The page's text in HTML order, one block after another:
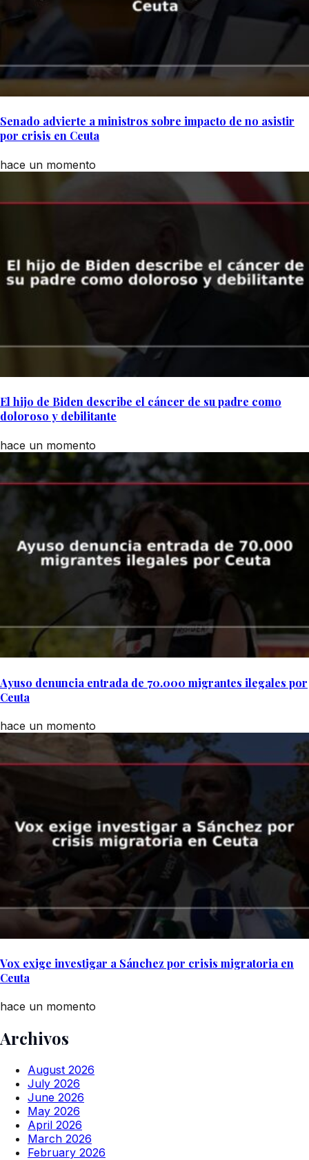
Senado advierte a ministros sobre impacto de no asistir
por crisis en Ceuta
hace un momento
El hijo de Biden describe el cáncer de su padre como
doloroso y debilitante
hace un momento
Ayuso denuncia entrada de 70.000 migrantes ilegales por
Ceuta
hace un momento
Vox exige investigar a Sánchez por crisis migratoria en
Ceuta
hace un momento
Archivos
August 2026
July 2026
June 2026
May 2026
April 2026
March 2026
February 2026